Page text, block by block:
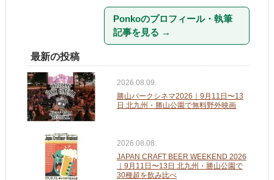
Ponkoのプロフィール・執筆
記事を見る →
最新の投稿
2026.08.09.
勝山パークシネマ2026｜9月11日〜13
日 北九州・勝山公園で無料野外映画
2026.08.08.
JAPAN CRAFT BEER WEEKEND 2026
｜9月11日〜13日 北九州・勝山公園で
30種超を飲み比べ